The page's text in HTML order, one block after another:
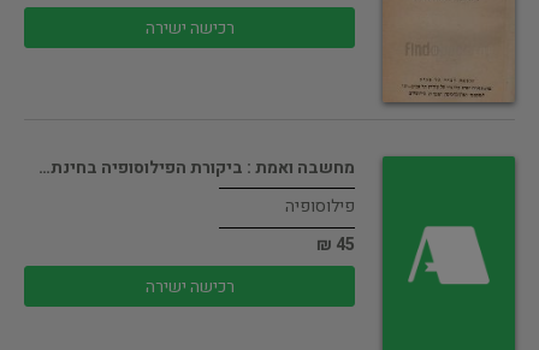
רכישה ישירה
מחשבה ואמת : ביקורת הפילוסופיה בחינת…
פילוסופיה
45 ₪
רכישה ישירה